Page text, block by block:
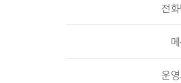
전
운